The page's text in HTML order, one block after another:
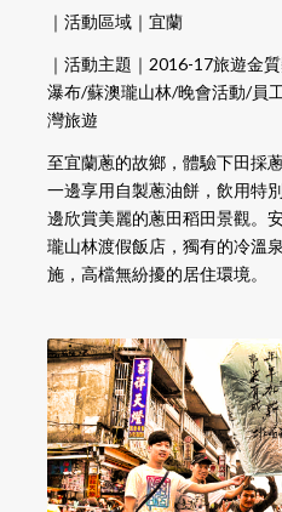
｜活動區域｜宜蘭
｜活動主題｜2016-17旅遊金
瀑布/蘇澳瓏山林/晚會活動/員
灣旅遊
至宜蘭蔥的故鄉，體驗下田採
一邊享用自製蔥油餅，飲用特
邊欣賞美麗的蔥田稻田景觀。
瓏山林渡假飯店，獨有的冷溫
施，高檔無紛擾的居住環境。